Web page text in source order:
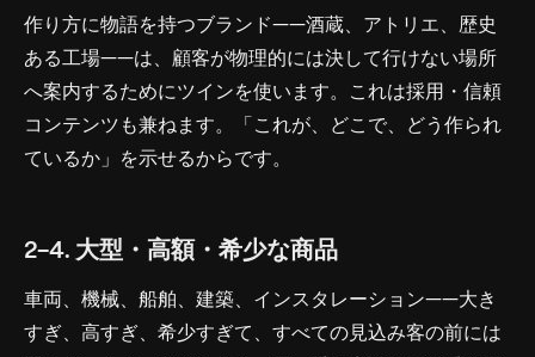
作り方に物語を持つブランド——酒蔵、アトリエ、歴史
ある工場——は、顧客が物理的には決して行けない場所
へ案内するためにツインを使います。これは採用・信頼
コンテンツも兼ねます。「これが、どこで、どう作られ
ているか」を示せるからです。
2-4. 大型・高額・希少な商品
車両、機械、船舶、建築、インスタレーション——大き
すぎ、高すぎ、希少すぎて、すべての見込み客の前には